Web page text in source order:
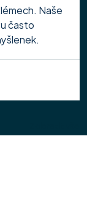
Naše
často